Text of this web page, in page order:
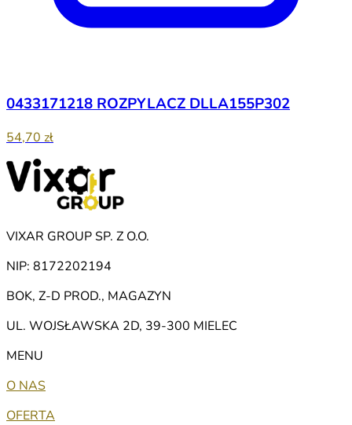
0433171218 ROZPYLACZ DLLA155P302
54,70 zł
VIXAR GROUP SP. Z O.O.
NIP: 8172202194
BOK, Z-D PROD., MAGAZYN
UL. WOJSŁAWSKA 2D, 39-300 MIELEC
MENU
O NAS
OFERTA